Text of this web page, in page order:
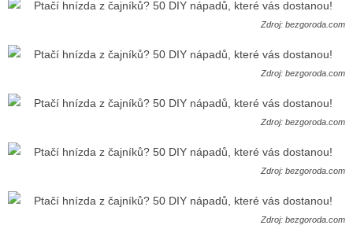
Zdroj: bezgoroda.com
Zdroj: bezgoroda.com
Zdroj: bezgoroda.com
Zdroj: bezgoroda.com
Zdroj: bezgoroda.com